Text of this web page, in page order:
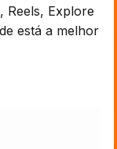
Reels, Explore
está a melhor